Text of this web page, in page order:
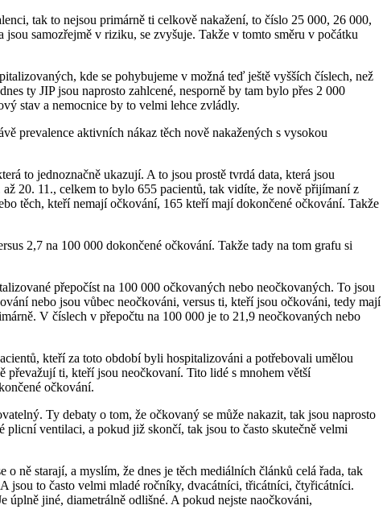
tak to nejsou primárně ti celkově nakažení, to číslo 25 000, 26 000,
samozřejmě v riziku, se zvyšuje. Takže v tomto směru v počátku
kde se pohybujeme v možná teď ještě vyšších číslech, než
ty JIP jsou naprosto zahlcené, nesporně by tam bylo přes 2 000
stav a nemocnice by to velmi lehce zvládly.
prevalence aktivních nákaz těch nově nakažených s vysokou
to jednoznačně ukazují. A to jsou prostě tvrdá data, která jsou
20. 11., celkem to bylo 655 pacientů, tak vidíte, že nově přijímaní z
těch, kteří nemají očkování, 165 kteří mají dokončené očkování. Takže
2,7 na 100 000 dokončené očkování. Takže tady na tom grafu si
přepočíst na 100 000 očkovaných nebo neočkovaných. To jsou
nebo jsou vůbec neočkováni, versus ti, kteří jsou očkováni, tedy mají
V číslech v přepočtu na 100 000 je to 21,9 neočkovaných nebo
kteří za toto období byli hospitalizováni a potřebovali umělou
ti, kteří jsou neočkovaní. Tito lidé s mnohem větší
očkování.
Ty debaty o tom, že očkovaný se může nakazit, tak jsou naprosto
plicní ventilaci, a pokud již skončí, tak jsou to často skutečně velmi
ně starají, a myslím, že dnes je těch mediálních článků celá řada, tak
jsou to často velmi mladé ročníky, dvacátníci, třicátníci, čtyřicátníci.
úplně jiné, diametrálně odlišné. A pokud nejste naočkováni,